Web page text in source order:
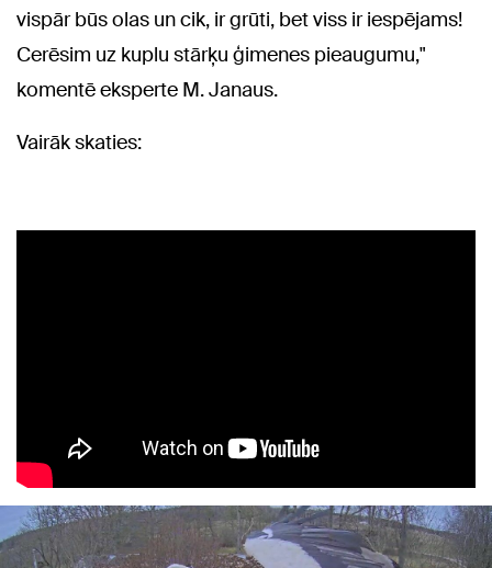
vispār būs olas un cik, ir grūti, bet viss ir iespējams!
Cerēsim uz kuplu stārķu ģimenes pieaugumu,"
komentē eksperte M. Janaus.
Vairāk skaties: